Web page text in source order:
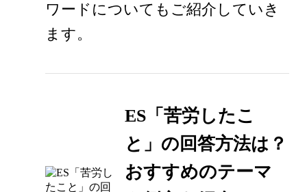
ワードについてもご紹介していき
ます。
ES「苦労したこ
と」の回答方法は？
おすすめのテーマ